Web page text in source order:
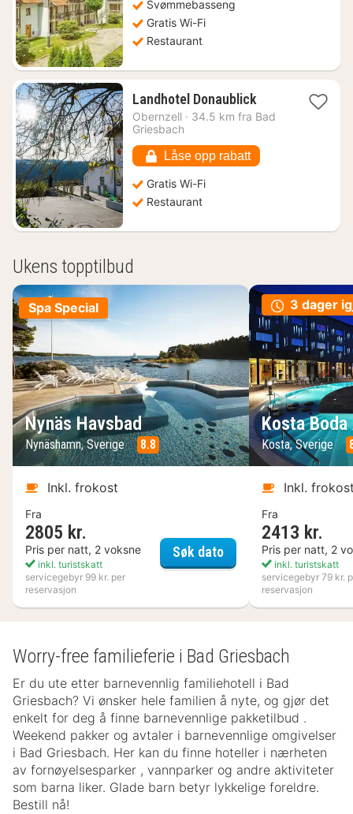
Svømmebasseng
Gratis Wi-Fi
Restaurant
Landhotel Donaublick1
natt
kr.
Obernzell · 34.5 km fra Bad
Griesbach
Låse opp rabatt
Gratis Wi-Fi
Restaurant
Ukens topptilbud
Spa Special
Nynäs Havsbad
Nynäshamn, Sverige 8.8
Inkl. frokost
Fra
2805 kr.
Pris per natt, 2 voksne
inkl. turistskatt
servicegebyr 99 kr. per
reservasjon
Søk datoNynäs Havsbad
3 dager
Kosta
Kosta, Sverige
Inkl.
Fra
2413 kr.
Pris per natt, 2
inkl. turistskatt
servicegebyr 79 kr.
reservasjon
Worry-free familieferie i Bad Griesbach
Er du ute etter barnevennlig familiehotell i Bad
Griesbach? Vi ønsker hele familien å nyte, og gjør det
enkelt for deg å finne barnevennlige pakketilbud .
Weekend pakker og avtaler i barnevennlige omgivelser
i Bad Griesbach. Her kan du finne hoteller i nærheten
av fornøyelsesparker , vannparker og andre aktiviteter
som barna liker. Glade barn betyr lykkelige foreldre.
Bestill nå!